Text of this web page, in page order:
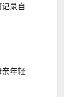
录自
年轻